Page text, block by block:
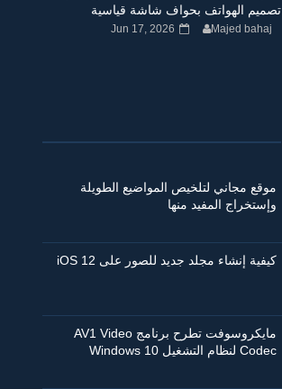
تصميم الهواتف بحواف شاشة قياسية
Majed bahaj
Jun 17, 2026
موقع مجاني لتلخيص المواضيع الطويلة
وإستخراج المفيد منها
كيفية إنشاء مجلد جديد للصور على iOS 12
مايكروسوفت تطرح برنامج AV1 Video
Codec لنظام التشغيل Windows 10